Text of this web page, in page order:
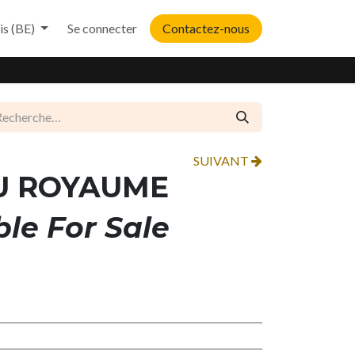
(BE) Se connecter Contactez-nous
SUIVANT
ROYAUME
For Sale